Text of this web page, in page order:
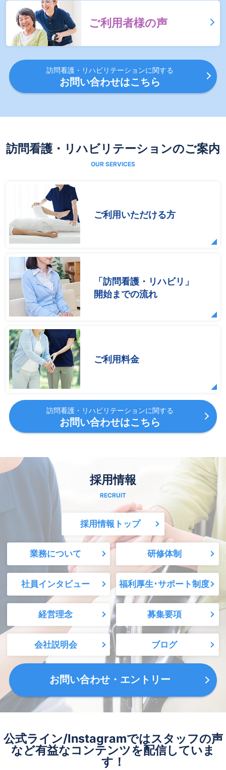
ご利用者様の声
訪問看護・リハビリテーションに関する
お問い合わせはこちら
訪問看護・リハビリテーションのご案内
ご利用いただける方
「訪問看護・リハビリ」
開始までの流れ
ご利用料金
訪問看護・リハビリテーションに関する
お問い合わせはこちら
採用情報
採用情報トップ
業務について 研修体制
社員インタビュー 福利厚生･サポート制度
経営理念 募集要項
会社説明会 ブログ
お問い合わせ・エントリー
公式ライン/Instagramではスタッフの声
など有益なコンテンツを配信していま
す！